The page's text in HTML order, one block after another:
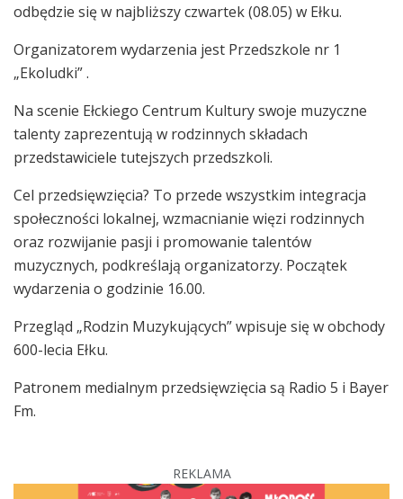
odbędzie się w najbliższy czwartek (08.05) w Ełku.
Organizatorem wydarzenia jest Przedszkole nr 1
„Ekoludki” .
Na scenie Ełckiego Centrum Kultury swoje muzyczne
talenty zaprezentują w rodzinnych składach
przedstawiciele tutejszych przedszkoli.
Cel przedsięwzięcia? To przede wszystkim integracja
społeczności lokalnej, wzmacnianie więzi rodzinnych
oraz rozwijanie pasji i promowanie talentów
muzycznych, podkreślają organizatorzy. Początek
wydarzenia o godzinie 16.00.
Przegląd „Rodzin Muzykujących” wpisuje się w obchody
600-lecia Ełku.
Patronem medialnym przedsięwzięcia są Radio 5 i Bayer
Fm.
REKLAMA